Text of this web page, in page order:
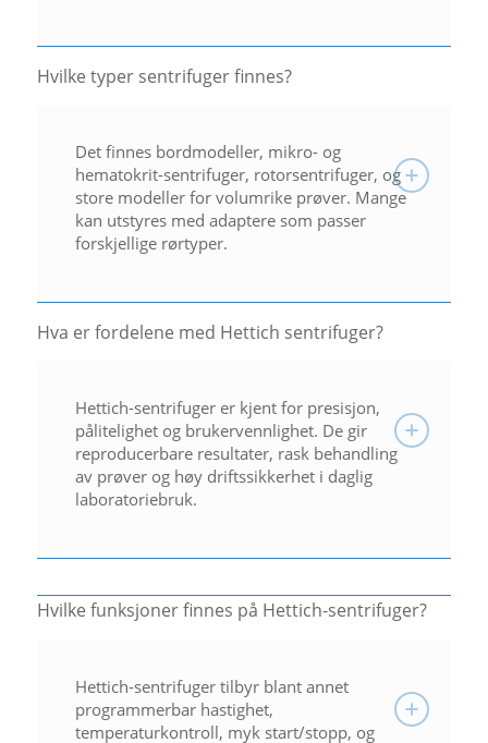
Hvilke typer sentrifuger finnes?
Det finnes bordmodeller, mikro- og
hematokrit-sentrifuger, rotorsentrifuger, og
store modeller for volumrike prøver. Mange
kan utstyres med adaptere som passer
forskjellige rørtyper.
Hva er fordelene med Hettich sentrifuger?
Hettich-sentrifuger er kjent for presisjon,
pålitelighet og brukervennlighet. De gir
reproducerbare resultater, rask behandling
av prøver og høy driftssikkerhet i daglig
laboratoriebruk.
Hvilke funksjoner finnes på Hettich-sentrifuger?
Hettich-sentrifuger tilbyr blant annet
programmerbar hastighet,
temperaturkontroll, myk start/stopp, og